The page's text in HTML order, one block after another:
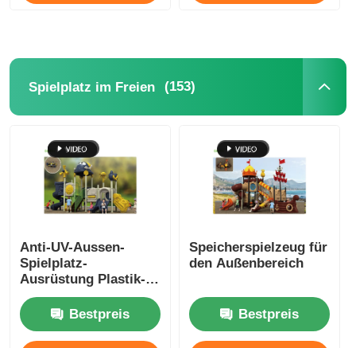
Spielplatz im Freien (153)
Anti-UV-Aussen-
Spielplatz-
Ausrüstung Plastik-
Slide-Spiel-Set für
Kinder Bestpreis
Speicherspielzeug für
den Außenbereich
Bestpreis